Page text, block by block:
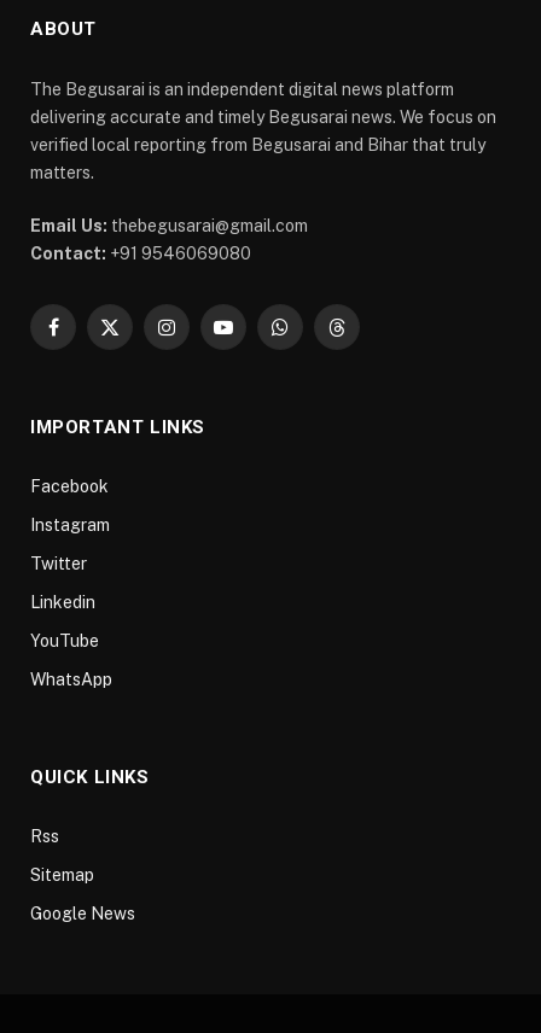
ABOUT
The Begusarai is an independent digital news platform
delivering accurate and timely Begusarai news. We focus on
verified local reporting from Begusarai and Bihar that truly
matters.
Email Us: thebegusarai@gmail.com
Contact: +91 9546069080
Facebook
X
InstagramYouTubeWhatsAppThreads
IMPORTANT LINKS
Facebook
Instagram
Twitter
Linkedin
YouTube
WhatsApp
QUICK LINKS
Rss
Sitemap
Google News